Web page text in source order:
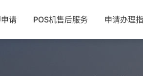
请 POS机售后服务 申请办理